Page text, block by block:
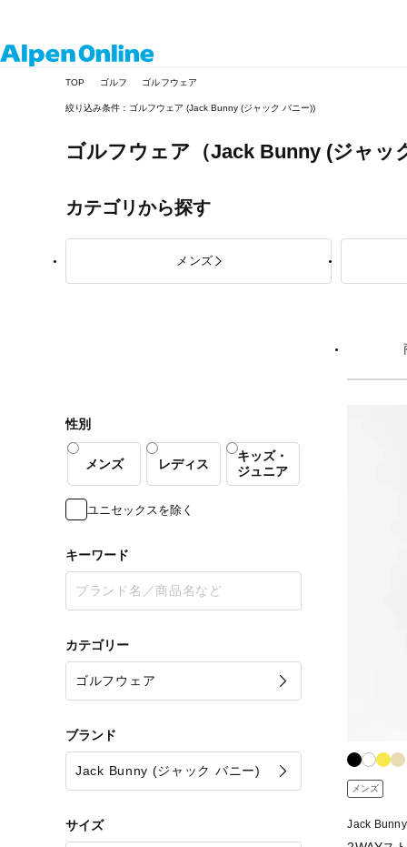
TOP ゴルフ ゴルフウェア
絞り込み条件：ゴルフウェア (Jack Bunny (ジャック バニー))
ゴルフウェア （Jack Bunny (ジャッ
カテゴリから探す
メンズ
性別
メンズ レディス
キッズ・
ジュニア
ユニセックスを除く
キーワード
カテゴリー
ブランド
サイズ
メンズ
Jack